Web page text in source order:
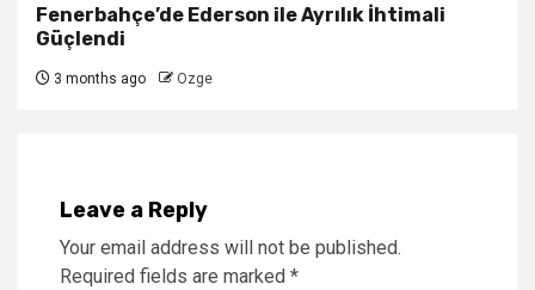
Fenerbahçe’de Ederson ile Ayrılık İhtimali
Güçlendi
3 months ago Ozge
Leave a Reply
Your email address will not be published.
Required fields are marked *